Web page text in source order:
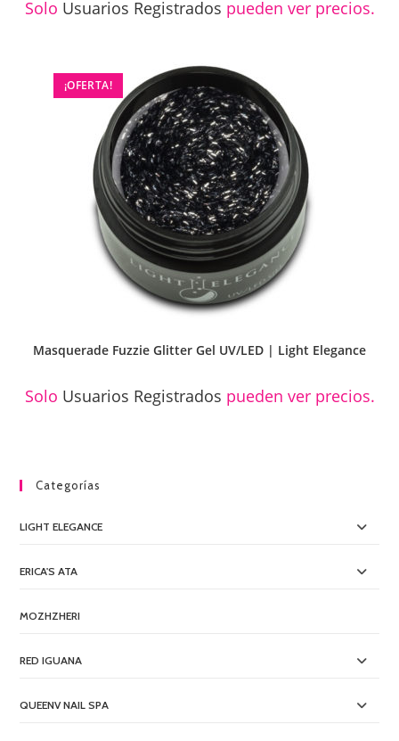
Solo Usuarios Registrados pueden ver precios.
¡OFERTA!
Masquerade Fuzzie Glitter Gel UV/LED | Light Elegance
Solo Usuarios Registrados pueden ver precios.
Categorías
LIGHT ELEGANCE
ERICA'S ATA
MOZHZHERI
RED IGUANA
QUEENV NAIL SPA